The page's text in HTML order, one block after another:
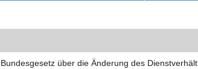
Bundesgesetz über die Änderung des